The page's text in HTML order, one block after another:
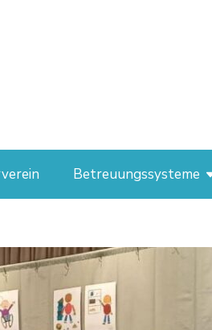
Betreuungssysteme